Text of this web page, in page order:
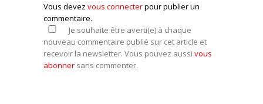
Vous devez vous connecterpour publier un
commentaire.
Je souhaite être averti(e) à chaque
nouveau commentaire publié sur cet article et
recevoir la newsletter. Vous pouvez aussi vous
abonner sans commenter.